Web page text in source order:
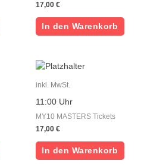
17,00 €
In den Warenkorb
inkl. MwSt.
11:00 Uhr
MY10 MASTERS Tickets
17,00 €
In den Warenkorb